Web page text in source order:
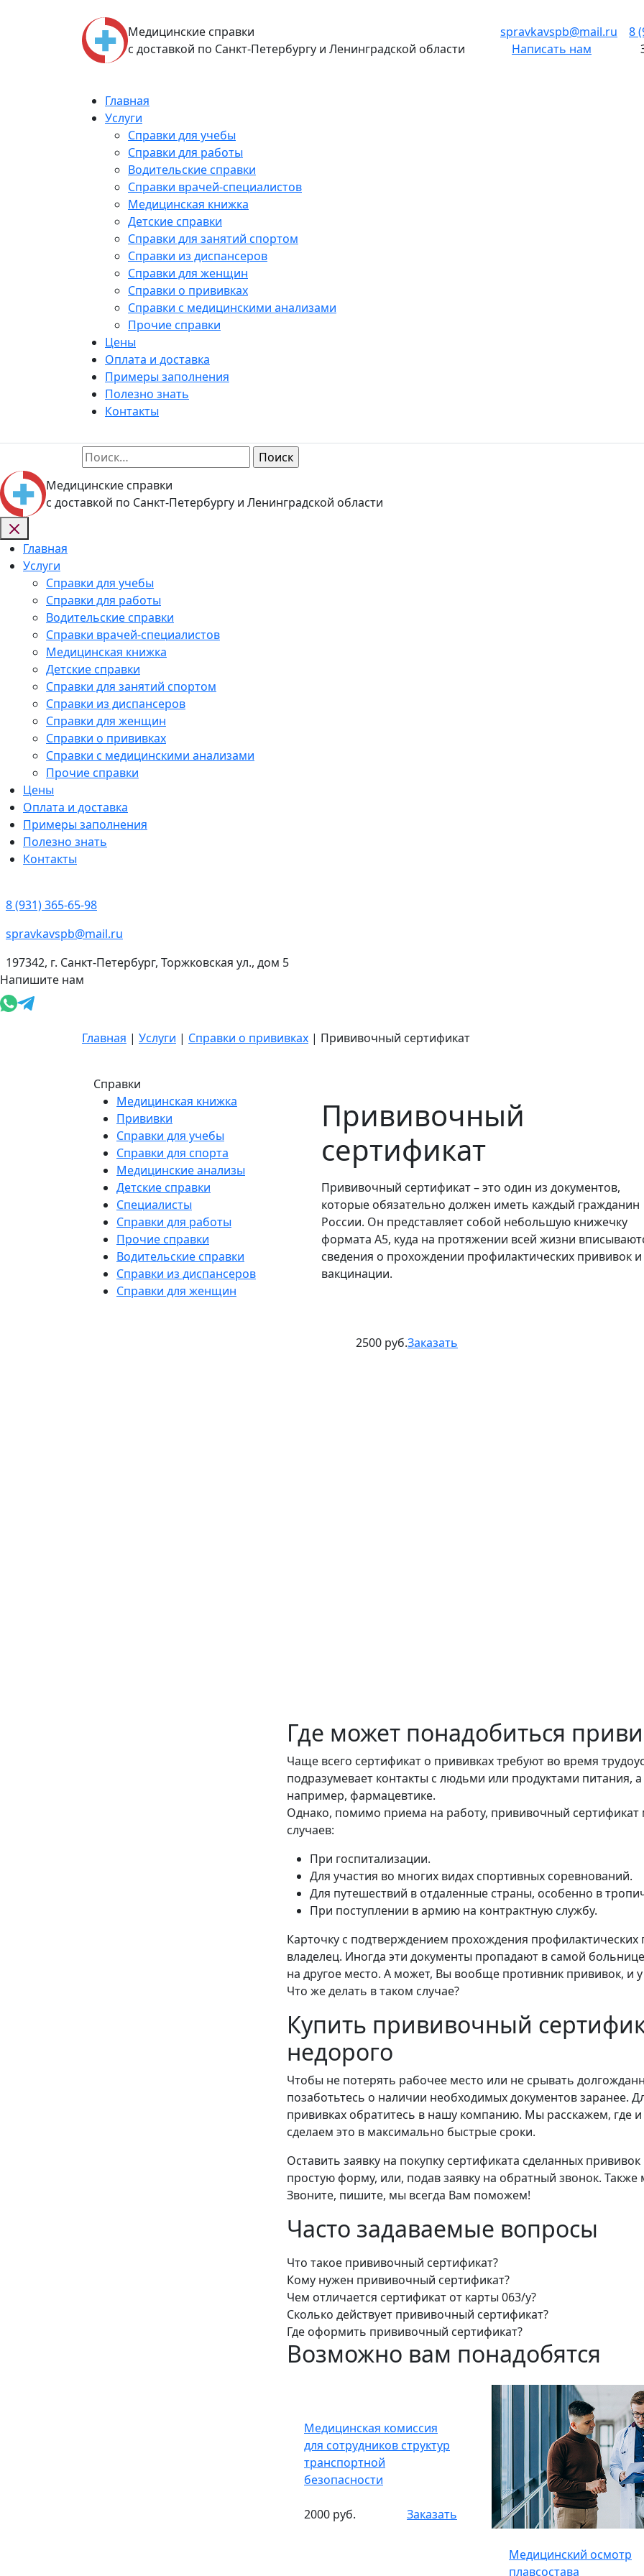
Медицинские справки
с доставкой по Санкт-Петербургу и Ленинградской области
spravkavspb@mail.ru
Написать нам
8
Главная
Услуги
Справки для учебы
Справки для работы
Водительские справки
Справки врачей-специалистов
Медицинская книжка
Детские справки
Справки для занятий спортом
Справки из диспансеров
Справки для женщин
Справки о прививках
Справки с медицинскими анализами
Прочие справки
Цены
Оплата и доставка
Примеры заполнения
Полезно знать
Контакты
Найти:
Медицинские справки
с доставкой по Санкт-Петербургу и Ленинградской области
Главная
Услуги
Справки для учебы
Справки для работы
Водительские справки
Справки врачей-специалистов
Медицинская книжка
Детские справки
Справки для занятий спортом
Справки из диспансеров
Справки для женщин
Справки о прививках
Справки с медицинскими анализами
Прочие справки
Цены
Оплата и доставка
Примеры заполнения
Полезно знать
Контакты
8 (931) 365-65-98
spravkavspb@mail.ru
197342, г. Санкт-Петербург, Торжковская ул., дом 5
Напишите нам
Главная | Услуги | Справки о прививках | Прививочный сертификат
Справки
Медицинская книжка
Прививки
Справки для учебы
Справки для спорта
Медицинские анализы
Детские справки
Специалисты
Справки для работы
Прочие справки
Водительские справки
Справки из диспансеров
Справки для женщин
Прививочный
сертификат
Прививочный сертификат – это один из документов,
которые обязательно должен иметь каждый гражданин
России. Он представляет собой небольшую книжечку
формата А5, куда на протяжении всей жизни
сведения о прохождении профилактических прививок и
вакцинации.
2500 руб.Заказать
Где может понадобиться
Чаще всего сертификат о прививках требуют во время
подразумевает контакты с людьми или продуктами питания,
например, фармацевтике.
Однако, помимо приема на работу, прививочный сертификат
случаев:
При госпитализации.
Для участия во многих видах спортивных соревнований.
Для путешествий в отдаленные страны, особенно в
При поступлении в армию на контрактную службу.
Карточку с подтверждением прохождения
владелец. Иногда эти документы пропадают в самой
на другое место. А может, Вы вообще противник прививок, и
Что же делать в таком случае?
Купить прививочный
недорого
Чтобы не потерять рабочее место или не срывать
позаботьтесь о наличии необходимых документов заранее.
прививках обратитесь в нашу компанию. Мы расскажем, где
сделаем это в максимально быстрые сроки.
Оставить заявку на покупку сертификата сделанных
простую форму, или, подав заявку на обратный звонок.
Звоните, пишите, мы всегда Вам поможем!
Часто задаваемые вопросы
Что такое прививочный сертификат?
Кому нужен прививочный сертификат?
Чем отличается сертификат от карты 063/у?
Сколько действует прививочный сертификат?
Где оформить прививочный сертификат?
Возможно вам понадобятся
Медицинская комиссия
для сотрудников структур
транспортной
безопасности
2000 руб. Заказать
Медицинский осмотр
плавсостава